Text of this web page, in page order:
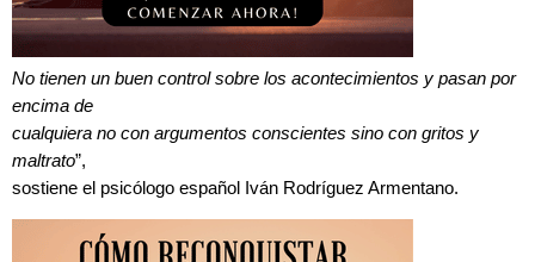
No tienen un buen control sobre los acontecimientos y pasan por
encima de
cualquiera no con argumentos conscientes sino con gritos y
maltrato”,
sostiene el psicólogo español Iván Rodríguez Armentano.